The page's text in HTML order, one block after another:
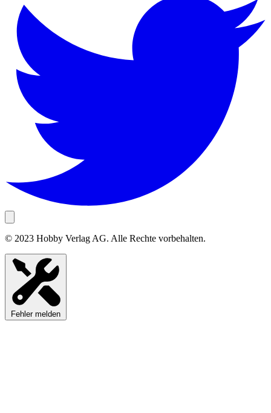
© 2023 Hobby Verlag AG. Alle Rechte vorbehalten.
Fehler melden